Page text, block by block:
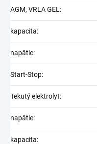
AGM, VRLA GEL :
kapacita:
napätie:
Start-Stop:
Tekutý elektrolyt:
napätie:
kapacita: